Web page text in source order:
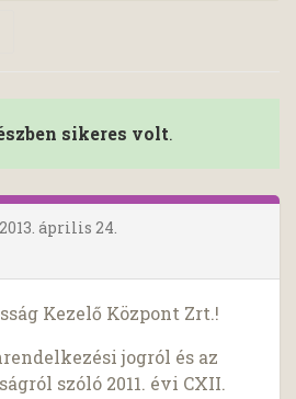
sikeres volt.
2013. április 24.
Kezelő Központ Zrt.!
jogról és az
szóló 2011. évi CXII.